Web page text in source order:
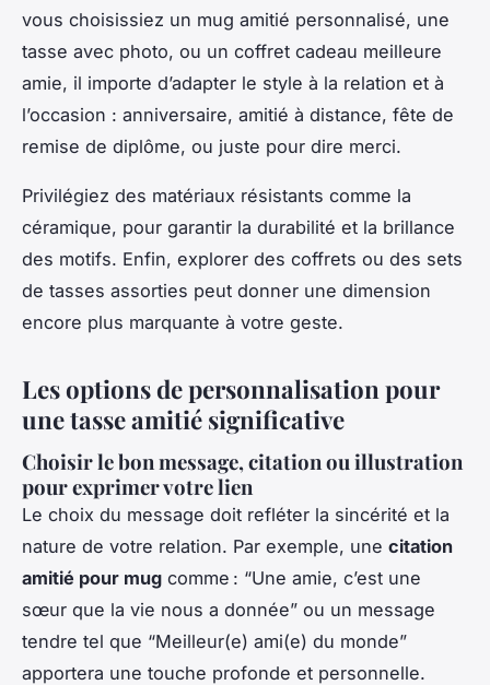
vous choisissiez un mug amitié personnalisé, une
tasse avec photo, ou un coffret cadeau meilleure
amie, il importe d’adapter le style à la relation et à
l’occasion : anniversaire, amitié à distance, fête de
remise de diplôme, ou juste pour dire merci.
Privilégiez des matériaux résistants comme la
céramique, pour garantir la durabilité et la brillance
des motifs. Enfin, explorer des coffrets ou des sets
de tasses assorties peut donner une dimension
encore plus marquante à votre geste.
Les options de personnalisation pour
une tasse amitié significative
Choisir le bon message, citation ou illustration
pour exprimer votre lien
Le choix du message doit refléter la sincérité et la
nature de votre relation. Par exemple, une citation
amitié pour mug comme : “Une amie, c’est une
sœur que la vie nous a donnée” ou un message
tendre tel que “Meilleur(e) ami(e) du monde”
apportera une touche profonde et personnelle.